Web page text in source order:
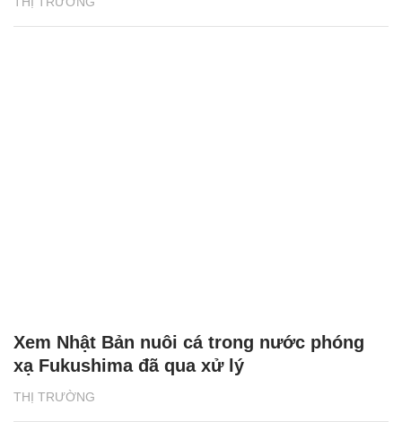
THỊ TRƯỜNG
Xem Nhật Bản nuôi cá trong nước phóng
xạ Fukushima đã qua xử lý